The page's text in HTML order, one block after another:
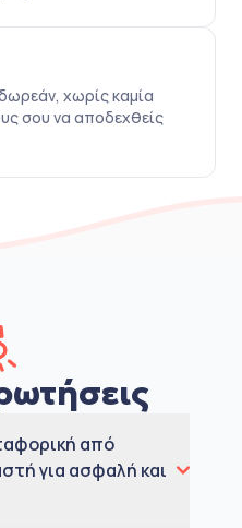
χωρίς καμία
σου να αποδεχθείς
από
για ασφαλή και